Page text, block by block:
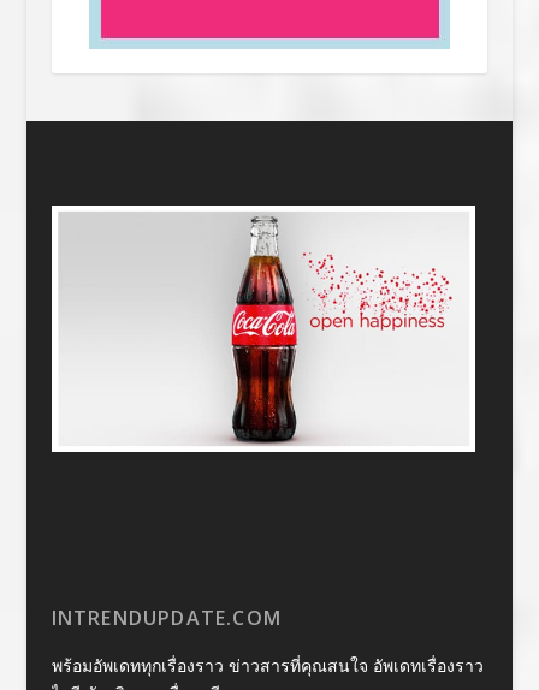
INTRENDUPDATE.COM
พร้อมอัพเดททุกเรื่องราว ข่าวสารที่คุณสนใจ อัพเดทเรื่องราว